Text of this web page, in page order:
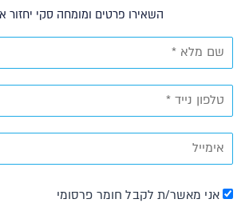
השאירו פרטים ומומחה סקי יחזור
אני מאשר/ת לקבל חומר פרסומי